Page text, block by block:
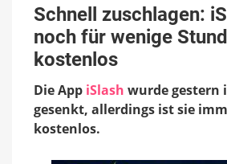
zuschlagen:
iSlash
nur
wenige
Stunden
kostenlos
Schnell zuschlagen:
noch für wenige
kostenlos
Die App iSlash wurde gestern
gesenkt, allerdings ist sie
kostenlos.